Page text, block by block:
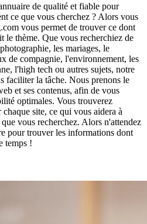
de qualité et fiable pour
ce que vous cherchez ? Alors vous
vous permet de trouver ce dont
le thème. Que vous recherchiez de
les mariages, le
de compagnie, l'environnement, les
l'high tech ou autres sujets, notre
faciliter la tâche. Nous prenons le
et ses contenus, afin de vous
optimales. Vous trouverez
site, ce qui vous aidera à
vous recherchez. Alors n'attendez
pour trouver les informations dont
temps !